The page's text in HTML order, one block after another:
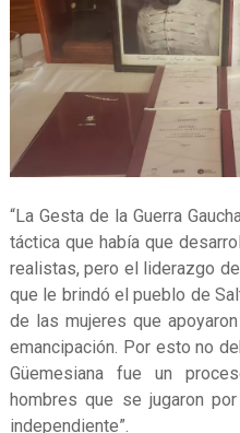
“La Gesta de la Guerra
táctica que había que
realistas, pero el liderazgo
que le brindó el pueblo de
de las mujeres que
emancipación. Por esto no
Güemesiana fue un
hombres que se jugaron
independiente”.